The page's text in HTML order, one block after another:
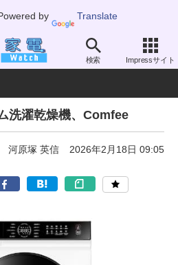
by Translate
検索 Impressサイト
機 ドラム式洗濯乾燥機
洗濯乾燥機、Comfee
河原塚 英信 2026年2月18日 09:05